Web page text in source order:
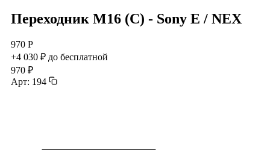
Переходник M16 (C) - Sony E / NEX
970 Р
+4 030 ₽ до бесплатной
970 ₽
Арт: 194